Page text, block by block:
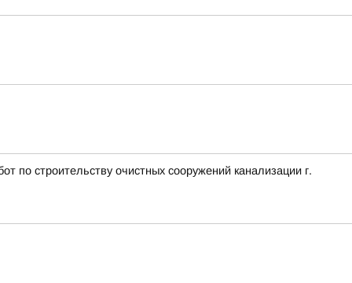
по строительству очистных сооружений канализации г.